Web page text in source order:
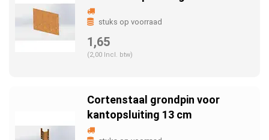
stuks op voorraad
1,65
(2,00 Incl. btw)
Cortenstaal grondpin voor
kantopsluiting 13 cm